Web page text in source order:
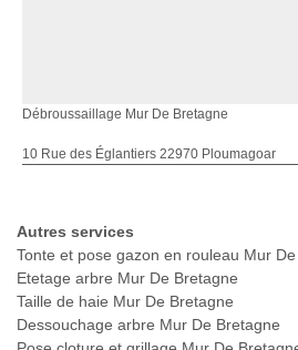
Débroussaillage Mur De Bretagne
10 Rue des Églantiers 22970 Ploumagoar
Autres services
Tonte et pose gazon en rouleau Mur
Etetage arbre Mur De Bretagne
Taille de haie Mur De Bretagne
Dessouchage arbre Mur De Bretagne